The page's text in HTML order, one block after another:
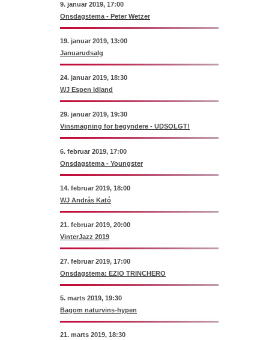
9. januar 2019, 17:00
Onsdagstema - Peter Wetzer
19. januar 2019, 13:00
Januarudsalg
24. januar 2019, 18:30
WJ Espen Idland
29. januar 2019, 19:30
Vinsmagning for begyndere - UDSOLGT!
6. februar 2019, 17:00
Onsdagstema - Youngster
14. februar 2019, 18:00
WJ András Kató
21. februar 2019, 20:00
VinterJazz 2019
27. februar 2019, 17:00
Onsdagstema: EZIO TRINCHERO
5. marts 2019, 19:30
Bagom naturvins-hypen
21. marts 2019, 18:30